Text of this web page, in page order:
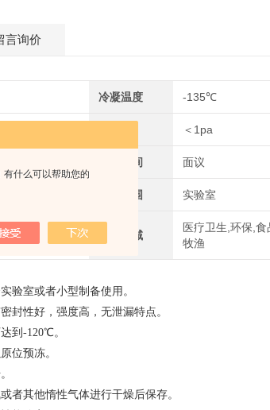
有什么可以帮助您的
言询价
冷凝温度 -135℃
＜1pa
价格区间 面议
适用范围 实验室
应用领域
医疗卫生,环保,
牧渔
验室或者小型制备使用。
封性好，强度高，无泄漏特点。
到-120℃。
位预冻。
者其他惰性气体进行干燥后保存。